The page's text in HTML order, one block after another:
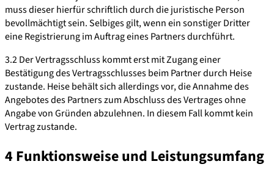
muss dieser hierfür schriftlich durch die juristische Person
bevollmächtigt sein. Selbiges gilt, wenn ein sonstiger Dritter
eine Registrierung im Auftrag eines Partners durchführt.
3.2 Der Vertragsschluss kommt erst mit Zugang einer
Bestätigung des Vertragsschlusses beim Partner durch Heise
zustande. Heise behält sich allerdings vor, die Annahme des
Angebotes des Partners zum Abschluss des Vertrages ohne
Angabe von Gründen abzulehnen. In diesem Fall kommt kein
Vertrag zustande.
4 Funktionsweise und Leistungsumfang